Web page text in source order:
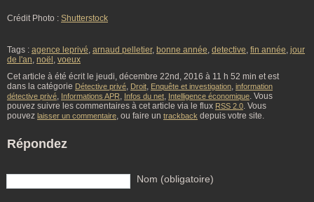
Crédit Photo : Shutterstock
Tags : agence leprivé, arnaud pelletier, bonne année, detective, fin année, jour
de l'an, noël , voeux
Cet article à été écrit le jeudi, décembre 22nd, 2016 à 11 h 52 min et est
dans la catégorie Détective privé, Droit, Enquête et investigation, information
détective privé, Informations APR, Infos du net, Intelligence économique. Vous
pouvez suivre les commentaires à cet article via le flux RSS 2.0. Vous
pouvez laisser un commentaire, ou faire un trackback depuis votre site.
Répondez
Nom (obligatoire)